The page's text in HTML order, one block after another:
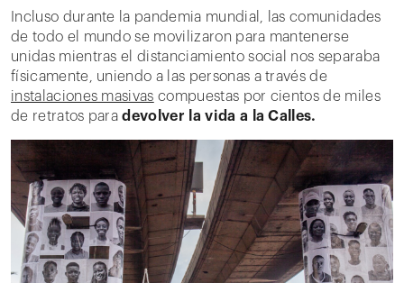
Incluso durante la pandemia mundial, las comunidades
de todo el mundo se movilizaron para mantenerse
unidas mientras el distanciamiento social nos separaba
físicamente, uniendo a las personas a través de
instalaciones masivas compuestas por cientos de miles
de retratos paradevolver la vida a la Calles.